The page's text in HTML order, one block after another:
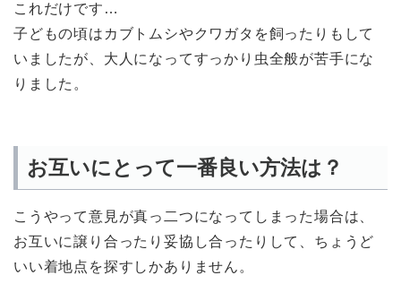
これだけです…
子どもの頃はカブトムシやクワガタを飼ったりもして
いましたが、大人になってすっかり虫全般が苦手にな
りました。
お互いにとって一番良い方法は？
こうやって意見が真っ二つになってしまった場合は、
お互いに譲り合ったり妥協し合ったりして、ちょうど
いい着地点を探すしかありません。